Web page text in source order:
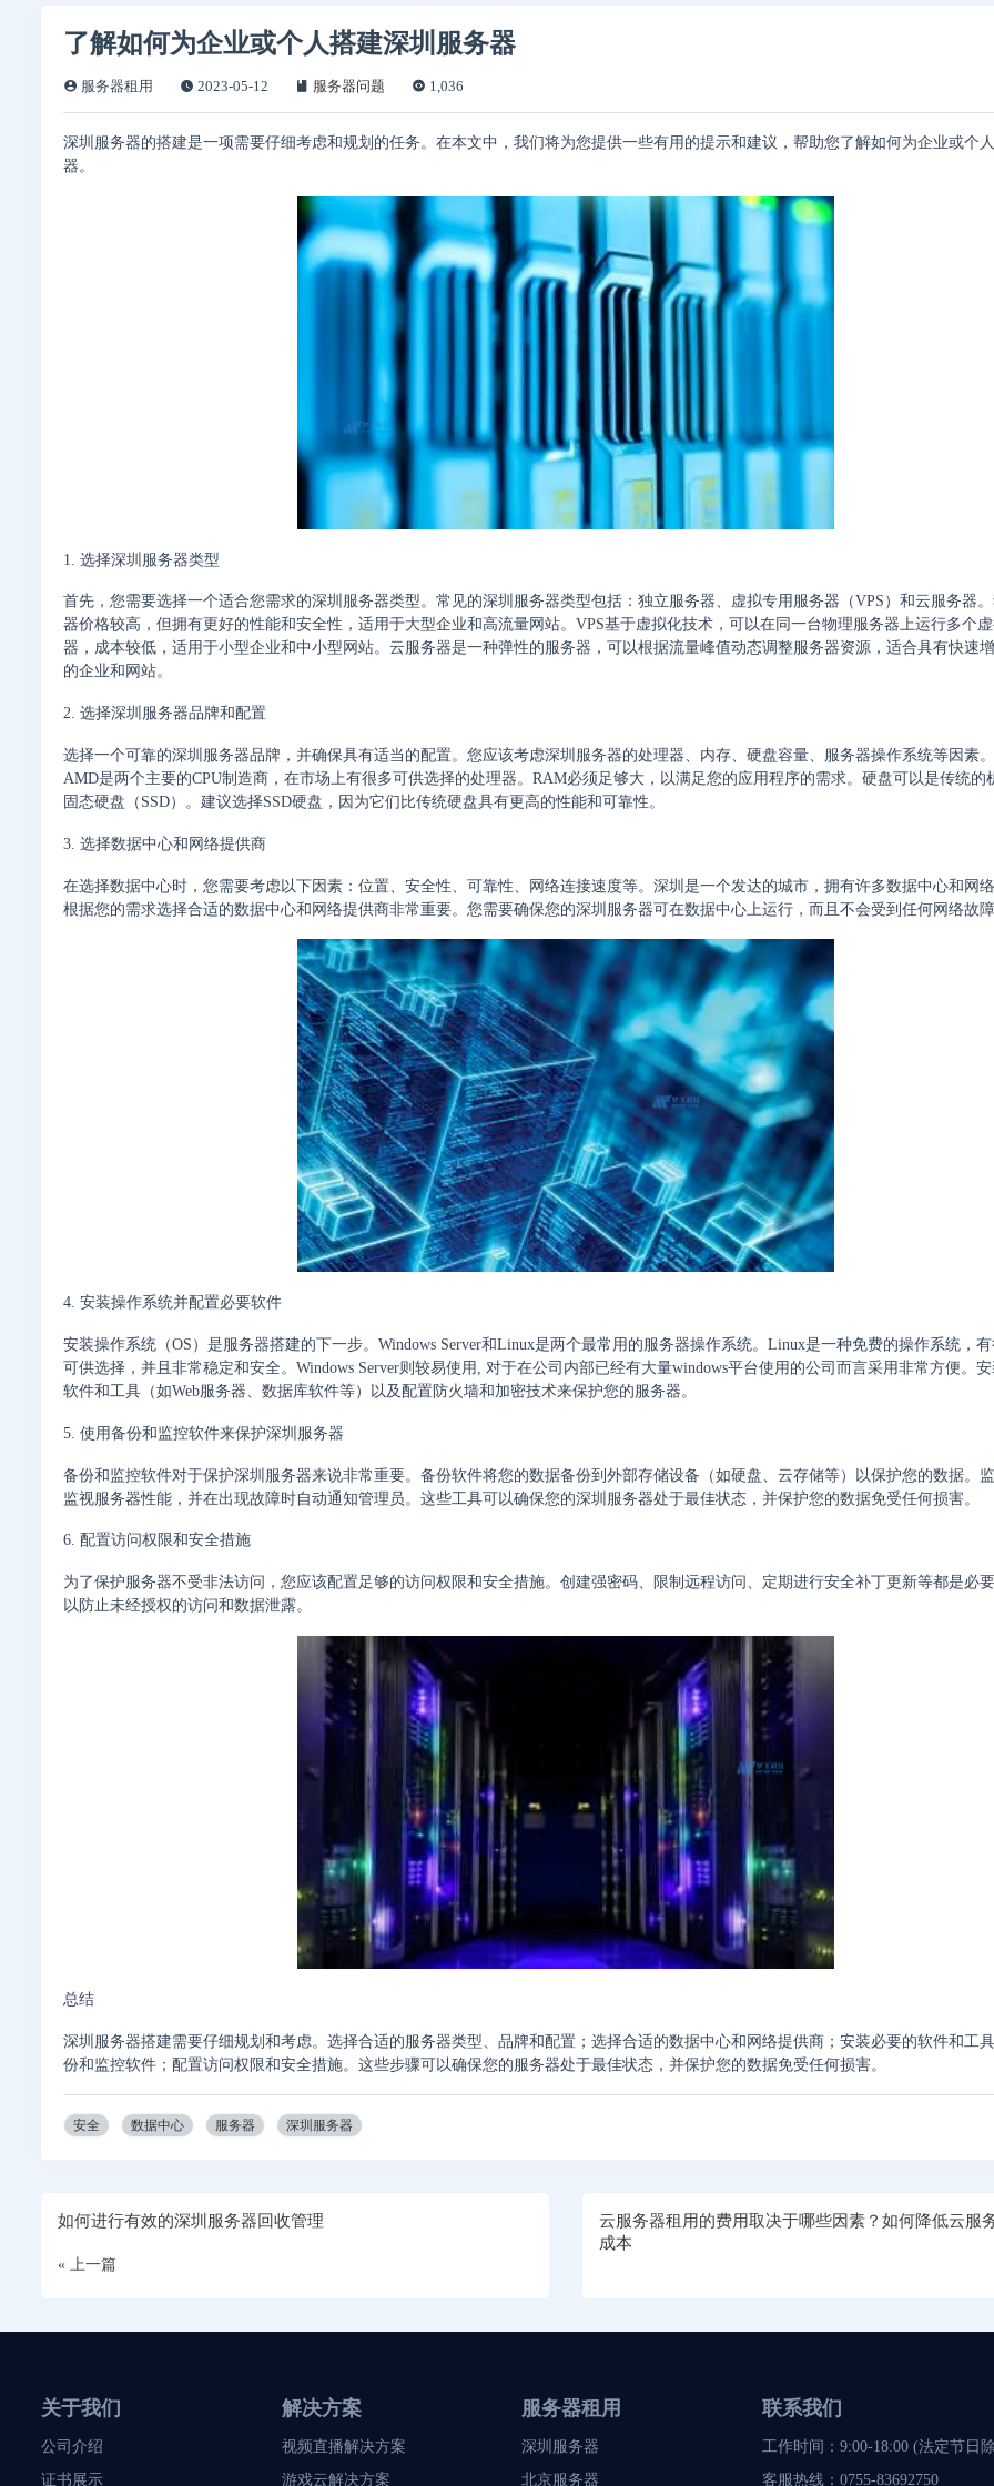
了解如何为企业或个人搭建深圳服务器
服务器租用 2023-05-12 服务器问题 1,036
深圳服务器的搭建是一项需要仔细考虑和规划的任务。在本文中，我们将为您提供一些有用的提示和建议，帮助您了解如何为企业或个
器。
1. 选择深圳服务器类型
首先，您需要选择一个适合您需求的深圳服务器类型。常见的深圳服务器类型包括：独立服务器、虚拟专用服务器（VPS）和云服务器
器价格较高，但拥有更好的性能和安全性，适用于大型企业和高流量网站。VPS基于虚拟化技术，可以在同一台物理服务器上运行多个
器，成本较低，适用于小型企业和中小型网站。云服务器是一种弹性的服务器，可以根据流量峰值动态调整服务器资源，适合具有快速
的企业和网站。
2. 选择深圳服务器品牌和配置
选择一个可靠的深圳服务器品牌，并确保具有适当的配置。您应该考虑深圳服务器的处理器、内存、硬盘容量、服务器操作系统等因素
AMD是两个主要的CPU制造商，在市场上有很多可供选择的处理器。RAM必须足够大，以满足您的应用程序的需求。硬盘可以是传统的
固态硬盘（SSD）。建议选择SSD硬盘，因为它们比传统硬盘具有更高的性能和可靠性。
3. 选择数据中心和网络提供商
在选择数据中心时，您需要考虑以下因素：位置、安全性、可靠性、网络连接速度等。深圳是一个发达的城市，拥有许多数据中心和网络
根据您的需求选择合适的数据中心和网络提供商非常重要。您需要确保您的深圳服务器可在数据中心上运行，而且不会受到任何网络故障
4. 安装操作系统并配置必要软件
安装操作系统（OS）是服务器搭建的下一步。Windows Server和Linux是两个最常用的服务器操作系统。Linux是一种免费的操作系统，
可供选择，并且非常稳定和安全。Windows Server则较易使用, 对于在公司内部已经有大量windows平台使用的公司而言采用非常方便。
软件和工具（如Web服务器、数据库软件等）以及配置防火墙和加密技术来保护您的服务器。
5. 使用备份和监控软件来保护深圳服务器
备份和监控软件对于保护深圳服务器来说非常重要。备份软件将您的数据备份到外部存储设备（如硬盘、云存储等）以保护您的数据。
监视服务器性能，并在出现故障时自动通知管理员。这些工具可以确保您的深圳服务器处于最佳状态，并保护您的数据免受任何损害。
6. 配置访问权限和安全措施
为了保护服务器不受非法访问，您应该配置足够的访问权限和安全措施。创建强密码、限制远程访问、定期进行安全补丁更新等都是必要
以防止未经授权的访问和数据泄露。
总结
深圳服务器搭建需要仔细规划和考虑。选择合适的服务器类型、品牌和配置；选择合适的数据中心和网络提供商；安装必要的软件和工
份和监控软件；配置访问权限和安全措施。这些步骤可以确保您的服务器处于最佳状态，并保护您的数据免受任何损害。
安全 数据中心 服务器 深圳服务器
如何进行有效的深圳服务器回收管理
« 上一篇
云服务器租用的费用取决于哪些因素？如何降低云服
成本
关于我们
公司介绍
证书展示
解决方案
视频直播解决方案
游戏云解决方案
服务器租用
深圳服务器
北京服务器
联系我们
工作时间：9:00-18:00 (法定节日
客服热线： 0755-83692750